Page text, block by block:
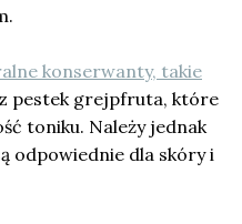
konserwanty, takie
z pestek grejpfruta, które
toniku. Należy jednak
odpowiednie dla skóry i